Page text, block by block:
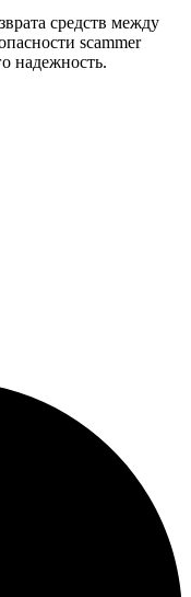
средств между
scammer
надежность.